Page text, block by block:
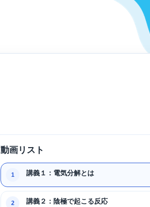
動画リスト
1 講義１：電気分解とは
2 講義２：陰極で起こる反応